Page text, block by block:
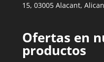
15, 03005 Alacant,
Ofertas en
productos